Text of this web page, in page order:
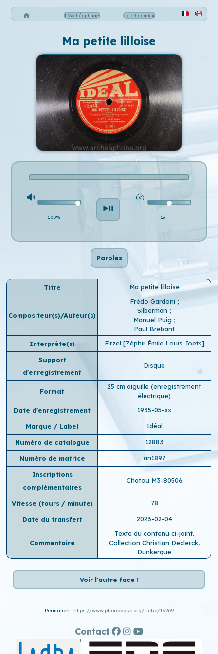
L'Archéophone Le Phonoflux
Ma petite lilloise
100% 1x
Paroles
Titre Ma petite lilloise
Compositeur(s)/Auteur(s)
Frédo Gardoni ;
Silberman ;
Manuel Puig ;
Paul Brébant
Interprète(s)
Firzel [Zéphir Émile Louis Joets]
Support
d'enregistrement
Disque
Format
25 cm aiguille (enregistrement
électrique)
Date d'enregistrement
1935-05-xx
Marque / Label Idéal
Numéro de catalogue 12883
Numéro de matrice an1897
Inscriptions
complémentaires
Chatou M3-80506
Vitesse (tours / minute) 78
Date du transfert 2023-02-04
Commentaire
Texte du contenu ci-joint.
Collection Christian Declerck,
Dunkerque
Voir l'autre face !
Permalien : https://www.phonobase.org/fiche/15269
Ancien affichage : http://www.old.phonobase.org/fiche/15269
Contact